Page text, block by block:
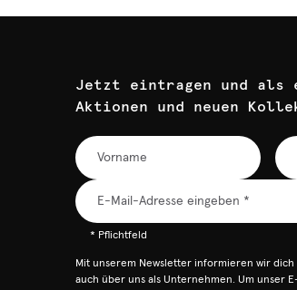
Jetzt eintragen und als
Aktionen und neuen
* Pflichtfeld
Mit unserem Newsletter informieren wir
auch über uns als Unternehmen. Um unser